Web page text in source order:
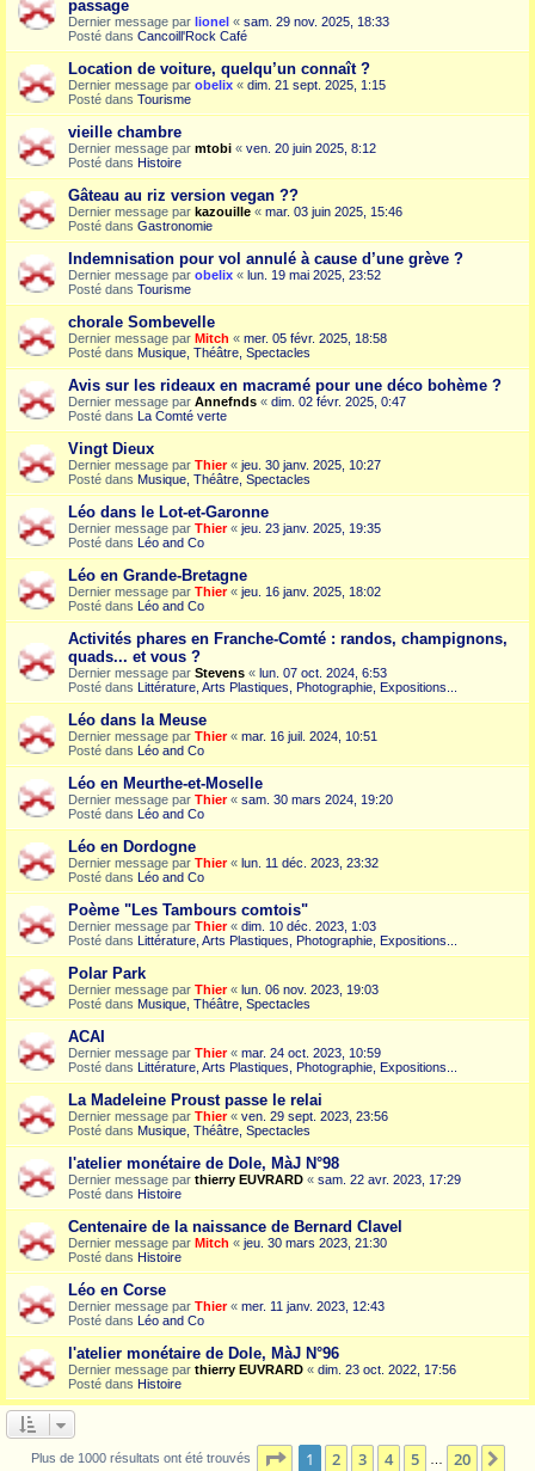
passage
Dernier message par lionel « sam. 29 nov. 2025, 18:33
Posté dans Cancoill'Rock Café
Location de voiture, quelqu’un connaît ?
Dernier message par obelix « dim. 21 sept. 2025, 1:15
Posté dans Tourisme
vieille chambre
Dernier message par mtobi « ven. 20 juin 2025, 8:12
Posté dans Histoire
Gâteau au riz version vegan ??
Dernier message par kazouille « mar. 03 juin 2025, 15:46
Posté dans Gastronomie
Indemnisation pour vol annulé à cause d’une grève ?
Dernier message par obelix « lun. 19 mai 2025, 23:52
Posté dans Tourisme
chorale Sombevelle
Dernier message par Mitch « mer. 05 févr. 2025, 18:58
Posté dans Musique, Théâtre, Spectacles
Avis sur les rideaux en macramé pour une déco bohème ?
Dernier message par Annefnds « dim. 02 févr. 2025, 0:47
Posté dans La Comté verte
Vingt Dieux
Dernier message par Thier« jeu. 30 janv. 2025, 10:27
Posté dans Musique, Théâtre, Spectacles
Léo dans le Lot-et-Garonne
Dernier message par Thier« jeu. 23 janv. 2025, 19:35
Posté dans Léo and Co
Léo en Grande-Bretagne
Dernier message par Thier« jeu. 16 janv. 2025, 18:02
Posté dans Léo and Co
Activités phares en Franche-Comté : randos, champignons,
quads... et vous ?
Dernier message par Stevens « lun. 07 oct. 2024, 6:53
Posté dans Littérature, Arts Plastiques, Photographie, Expositions...
Léo dans la Meuse
Dernier message par Thier« mar. 16 juil. 2024, 10:51
Posté dans Léo and Co
Léo en Meurthe-et-Moselle
Dernier message par Thier« sam. 30 mars 2024, 19:20
Posté dans Léo and Co
Léo en Dordogne
Dernier message par Thier« lun. 11 déc. 2023, 23:32
Posté dans Léo and Co
Poème "Les Tambours comtois"
Dernier message par Thier« dim. 10 déc. 2023, 1:03
Posté dans Littérature, Arts Plastiques, Photographie, Expositions...
Polar Park
Dernier message par Thier« lun. 06 nov. 2023, 19:03
Posté dans Musique, Théâtre, Spectacles
ACAI
Dernier message par Thier« mar. 24 oct. 2023, 10:59
Posté dans Littérature, Arts Plastiques, Photographie, Expositions...
La Madeleine Proust passe le relai
Dernier message par Thier« ven. 29 sept. 2023, 23:56
Posté dans Musique, Théâtre, Spectacles
l'atelier monétaire de Dole, MàJ N°98
Dernier message par thierry EUVRARD « sam. 22 avr. 2023, 17:29
Posté dans Histoire
Centenaire de la naissance de Bernard Clavel
Dernier message par Mitch « jeu. 30 mars 2023, 21:30
Posté dans Histoire
Léo en Corse
Dernier message par Thier« mer. 11 janv. 2023, 12:43
Posté dans Léo and Co
l'atelier monétaire de Dole, MàJ N°96
Dernier message par thierry EUVRARD « dim. 23 oct. 2022, 17:56
Posté dans Histoire
Plus de 1000 résultats ont été trouvés Page 1sur20
1 2 3 4 5 20